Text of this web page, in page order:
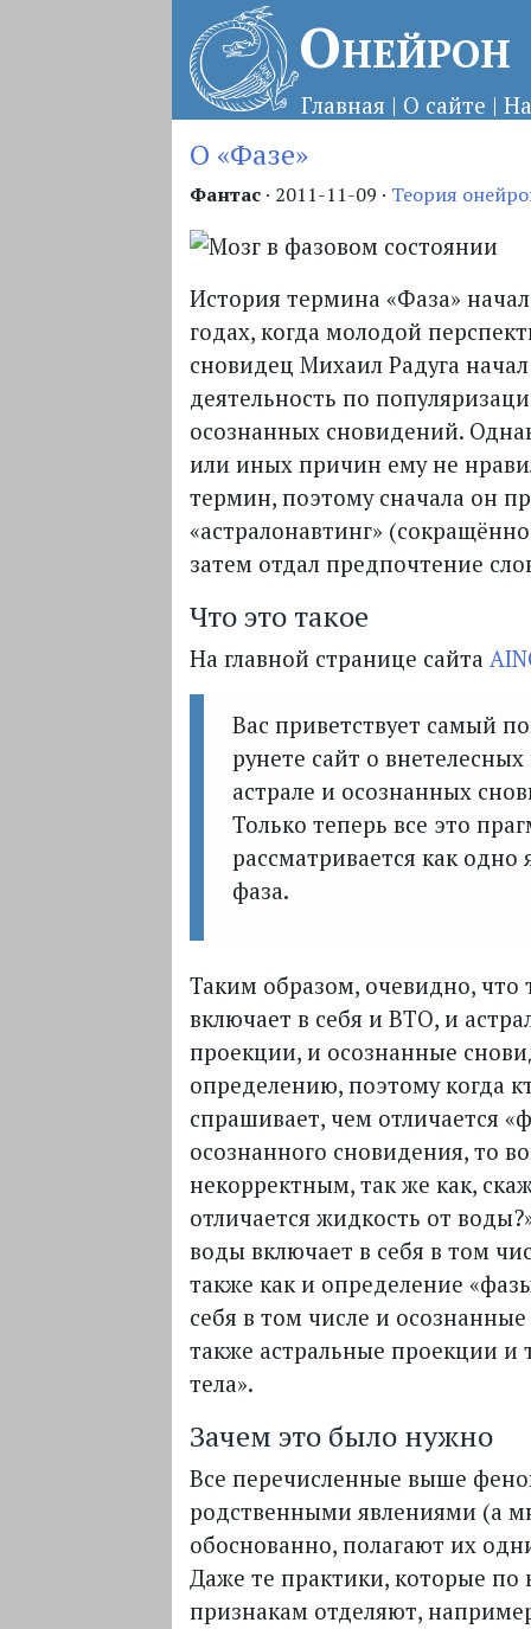
Онейрон
Главная | О сайте |
О «Фазе»
Фантас · 2011-11-09 · Теория
История термина «Фаза»
годах, когда молодой
сновидец Михаил Радуга
деятельность по
осознанных сновидений.
или иных причин ему не
термин, поэтому сначала он
«астралонавтинг»
затем отдал предпочтение
Что это такое
На главной странице сайта
Вас приветствует самый
рунете сайт о
астрале и осознанных
Только теперь все это
рассматривается как одно
фаза.
Таким образом, очевидно, что
включает в себя иВТО, и
проекции, и осознанные
определению, поэтому когда
спрашивает, чем отличается
осознанного сновидения, то
некорректным, так же как,
отличается жидкость от
воды включает в себя в том
также как и определение
себя в том числе и
также астральные проекции и
тела».
Зачем это было нужно
Все перечисленные выше
родственными явлениями (а
обоснованно, полагают их
Даже те практики, которые по
признакам отделяют,